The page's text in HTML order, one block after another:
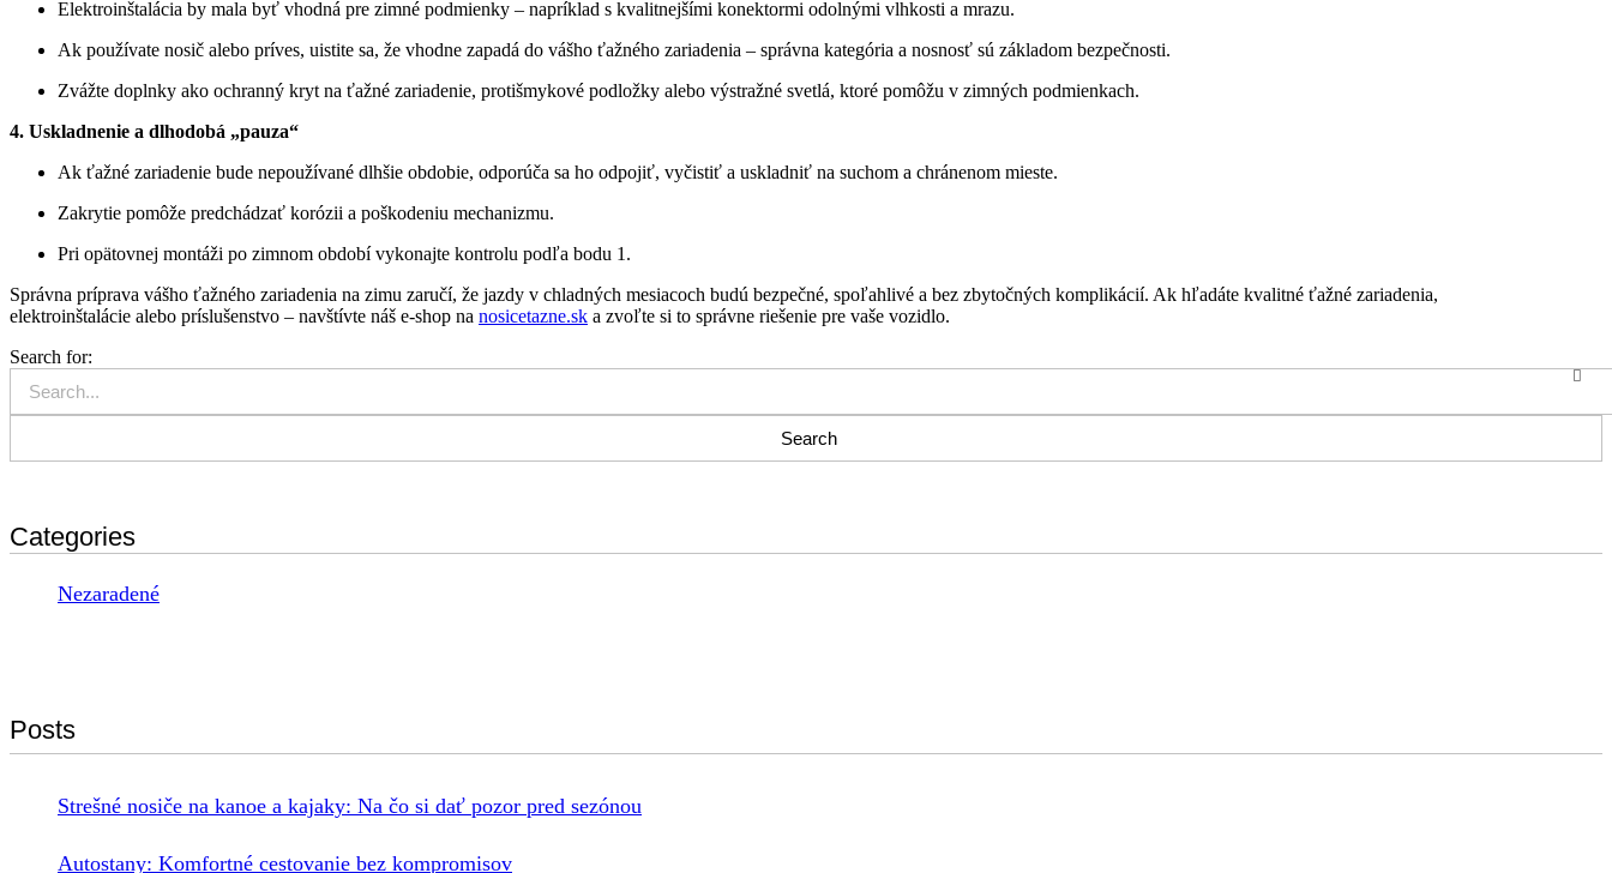
Elektroinštalácia by mala byť vhodná pre zimné podmienky – napríklad s kvalitnejšími konektormi odolnými vlhkosti a mrazu.
Ak používate nosič alebo príves, uistite sa, že vhodne zapadá do vášho ťažného zariadenia – správna kategória a nosnosť sú základom bezpečnosti.
Zvážte doplnky ako ochranný kryt na ťažné zariadenie, protišmykové podložky alebo výstražné svetlá, ktoré pomôžu v zimných podmienkach.
4. Uskladnenie a dlhodobá „pauza“
Ak ťažné zariadenie bude nepoužívané dlhšie obdobie, odporúča sa ho odpojiť, vyčistiť a uskladniť na suchom a chránenom mieste.
Zakrytie pomôže predchádzať korózii a poškodeniu mechanizmu.
Pri opätovnej montáži po zimnom období vykonajte kontrolu podľa bodu 1.
Správna príprava vášho ťažného zariadenia na zimu zaručí, že jazdy v chladných mesiacoch budú bezpečné, spoľahlivé a bez zbytočných komplikácií. Ak hľadáte kvalitné ťažné zariadenia,
elektroinštalácie alebo príslušenstvo – navštívte náš e-shop na nosicetazne.sk a zvoľte si to správne riešenie pre vaše vozidlo.
Search for:
Categories
Nezaradené
Posts
Strešné nosiče na kanoe a kajaky: Na čo si dať pozor pred sezónou
Autostany: Komfortné cestovanie bez kompromisov